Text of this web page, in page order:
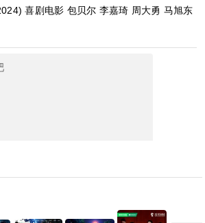
喜剧电影 包贝尔 李嘉琦 周大勇 马旭东